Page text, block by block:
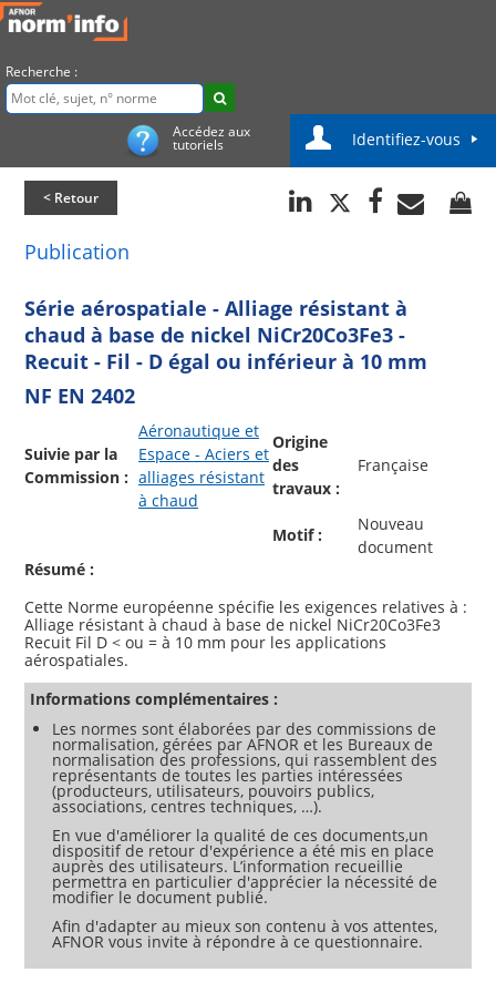
Recherche :
Accédez aux
tutoriels Identifiez-vous
< Retour
Publication
Série aérospatiale - Alliage résistant à
chaud à base de nickel NiCr20Co3Fe3 -
Recuit - Fil - D égal ou inférieur à 10 mm
NF EN 2402
Suivie par la
Commission :
Aéronautique et
Espace - Aciers et
alliages résistant
à chaud
Origine
des
travaux :
Française
Motif :
Nouveau
document
Résumé :
Cette Norme européenne spécifie les exigences relatives à :
Alliage résistant à chaud à base de nickel NiCr20Co3Fe3
Recuit Fil D < ou = à 10 mm pour les applications
Informations complémentaires :
Les normes sont élaborées par des commissions de
normalisation, gérées par AFNOR et les Bureaux de
normalisation des professions, qui rassemblent des
représentants de toutes les parties intéressées
(producteurs, utilisateurs, pouvoirs publics,
associations, centres techniques, …).
En vue d'améliorer la qualité de ces documents,un
dispositif de retour d'expérience a été mis en place
auprès des utilisateurs. L’information recueillie
permettra en particulier d'apprécier la nécessité de
modifier le document publié.
Afin d'adapter au mieux son contenu à vos attentes,
AFNOR vous invite à répondre à ce questionnaire.